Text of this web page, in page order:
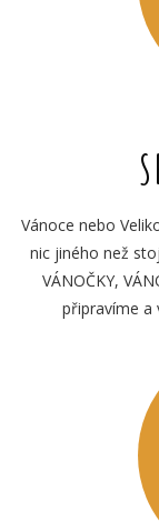
Vánoce nebo
nic jiného než
VÁNOČKY,
připravíme a